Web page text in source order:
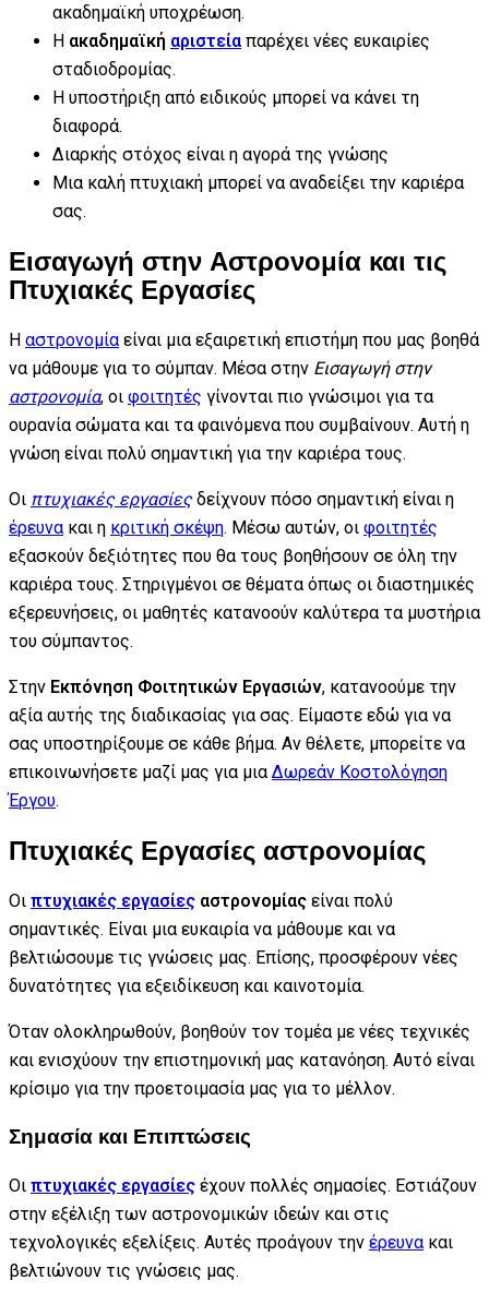
ακαδημαϊκή υποχρέωση.
Η ακαδημαϊκή αριστεία παρέχει νέες ευκαιρίες
σταδιοδρομίας.
Η υποστήριξη από ειδικούς μπορεί να κάνει τη
διαφορά.
Διαρκής στόχος είναι η αγορά της γνώσης
Μια καλή πτυχιακή μπορεί να αναδείξει την καριέρα
σας.
Εισαγωγή στην Αστρονομία και τις
Πτυχιακές Εργασίες
Η αστρονομίαείναι μια εξαιρετική επιστήμη που μας βοηθά
να μάθουμε για το σύμπαν. Μέσα στην Εισαγωγή στην
αστρονομία, οι φοιτητές γίνονται πιο γνώσιμοι για τα
ουρανία σώματα και τα φαινόμενα που συμβαίνουν. Αυτή η
γνώση είναι πολύ σημαντική για την καριέρα τους.
Οι πτυχιακές εργασίεςδείχνουν πόσο σημαντική είναι η
έρευνακαι η κριτική σκέψη. Μέσω αυτών, οι φοιτητές
εξασκούν δεξιότητες που θα τους βοηθήσουν σε όλη την
καριέρα τους. Στηριγμένοι σε θέματα όπως οι διαστημικές
εξερευνήσεις, οι μαθητές κατανοούν καλύτερα τα μυστήρια
του σύμπαντος.
Στην Εκπόνηση Φοιτητικών Εργασιών, κατανοούμε την
αξία αυτής της διαδικασίας για σας. Είμαστε εδώ για να
σας υποστηρίξουμε σε κάθε βήμα. Αν θέλετε, μπορείτε να
επικοινωνήσετε μαζί μας για μιαΔωρεάν Κοστολόγηση
Έργου.
Πτυχιακές Εργασίες αστρονομίας
Οι πτυχιακές εργασίες αστρονομίας είναι πολύ
σημαντικές. Είναι μια ευκαιρία να μάθουμε και να
βελτιώσουμε τις γνώσεις μας. Επίσης, προσφέρουν νέες
δυνατότητες για εξειδίκευση και καινοτομία.
Όταν ολοκληρωθούν, βοηθούν τον τομέα με νέες τεχνικές
και ενισχύουν την επιστημονική μας κατανόηση. Αυτό είναι
κρίσιμο για την προετοιμασία μας για το μέλλον.
Σημασία και Επιπτώσεις
Οι πτυχιακές εργασίες έχουν πολλές σημασίες. Εστιάζουν
στην εξέλιξη των αστρονομικών ιδεών και στις
τεχνολογικές εξελίξεις. Αυτές προάγουν την έρευνακαι
βελτιώνουν τις γνώσεις μας.